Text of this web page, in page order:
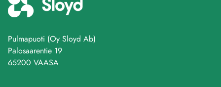
Pulmapuoti (Oy Sloyd Ab)
Palosaarentie 19
65200 VAASA